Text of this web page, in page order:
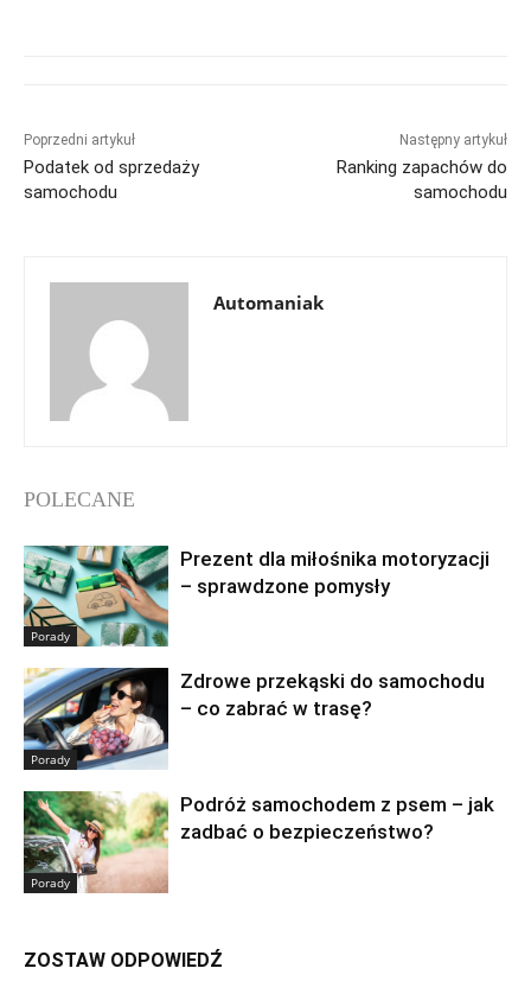
Poprzedni artykuł
Podatek od sprzedaży
samochodu
Następny artykuł
Ranking zapachów do
samochodu
Automaniak
POLECANE
Porady
Prezent dla miłośnika motoryzacji
– sprawdzone pomysły
Porady
Zdrowe przekąski do samochodu
– co zabrać w trasę?
Porady
Podróż samochodem z psem – jak
zadbać o bezpieczeństwo?
ZOSTAW ODPOWIEDŹ